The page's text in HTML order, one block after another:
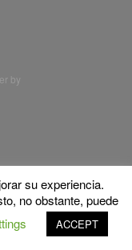
by
su experiencia.
no obstante, puede
ACCEPT